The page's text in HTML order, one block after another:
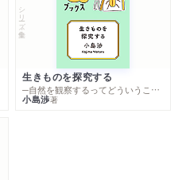
シリーズ・全集
生きものを探究する
─自然を観察するってどういうこと？
小島渉著